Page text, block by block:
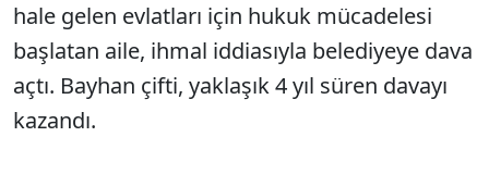
hale gelen evlatları için hukuk mücadelesi
başlatan aile, ihmal iddiasıyla belediyeye dava
açtı. Bayhan çifti, yaklaşık 4 yıl süren davayı
kazandı.